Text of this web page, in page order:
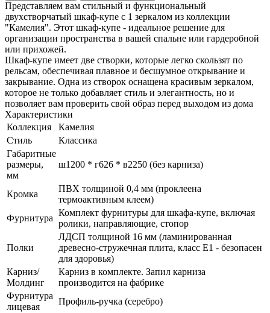
Представляем вам стильный и функциональный
двухстворчатый шкаф-купе с 1 зеркалом из коллекции
"Камелия". Этот шкаф-купе - идеальное решение для
организации пространства в вашей спальне или гардеробной
или прихожей.
Шкаф-купе имеет две створки, которые легко скользят по
рельсам, обеспечивая плавное и бесшумное открывание и
закрывание. Одна из створок оснащена красивым зеркалом,
которое не только добавляет стиль и элегантность, но и
позволяет вам проверить свой образ перед выходом из дома
Характеристики
Коллекция
Камелия
Стиль
Классика
Габаритные
размеры,
мм
ш1200 * г626 * в2250 (без карниза)
Кромка
ПВХ толщиной 0,4 мм (проклеена
термоактивным клеем)
Фурнитура
Комплект фурнитуры для шкафа-купе, включая
ролики, направляющие, стопор
Полки
ЛДСП толщиной 16 мм (ламинированная
древесно-стружечная плита, класс E1 - безопасен
для здоровья)
Карниз/
Молдинг
Карниз в комплекте. Запил карниза
производится на фабрике
Фурнитура
лицевая
Профиль-ручка (серебро)